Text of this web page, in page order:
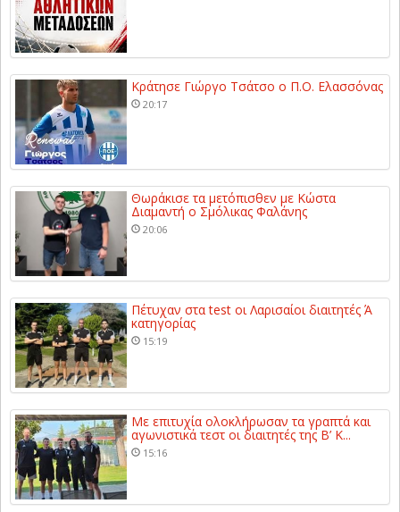
Κράτησε Γιώργο Τσάτσο ο Π.Ο. Ελασσόνας
20:17
Θωράκισε τα μετόπισθεν με Κώστα
Διαμαντή ο Σμόλικας Φαλάνης
20:06
Πέτυχαν στα test οι Λαρισαίοι διαιτητές Ά
κατηγορίας
15:19
Με επιτυχία ολοκλήρωσαν τα γραπτά και
αγωνιστικά τεστ οι διαιτητές της Β’ Κ...
15:16